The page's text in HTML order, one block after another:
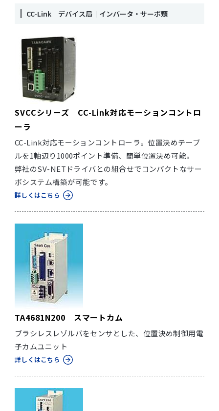
CC-Link｜デバイス局｜インバータ・サーボ類
SVCCシリーズ CC-Link対応モーションコントロ
ーラ
CC-Link対応モーションコントローラ。位置決めテーブ
ルを1軸辺り1000ポイント準備、簡単位置決め可能。
弊社のSV-NETドライバとの組合せでコンパクトなサー
ボシステム構築が可能です。
詳しくはこちら
TA4681N200 スマートカム
ブラシレスレゾルバをセンサとした、位置決め制御用電
子カムユニット
詳しくはこちら